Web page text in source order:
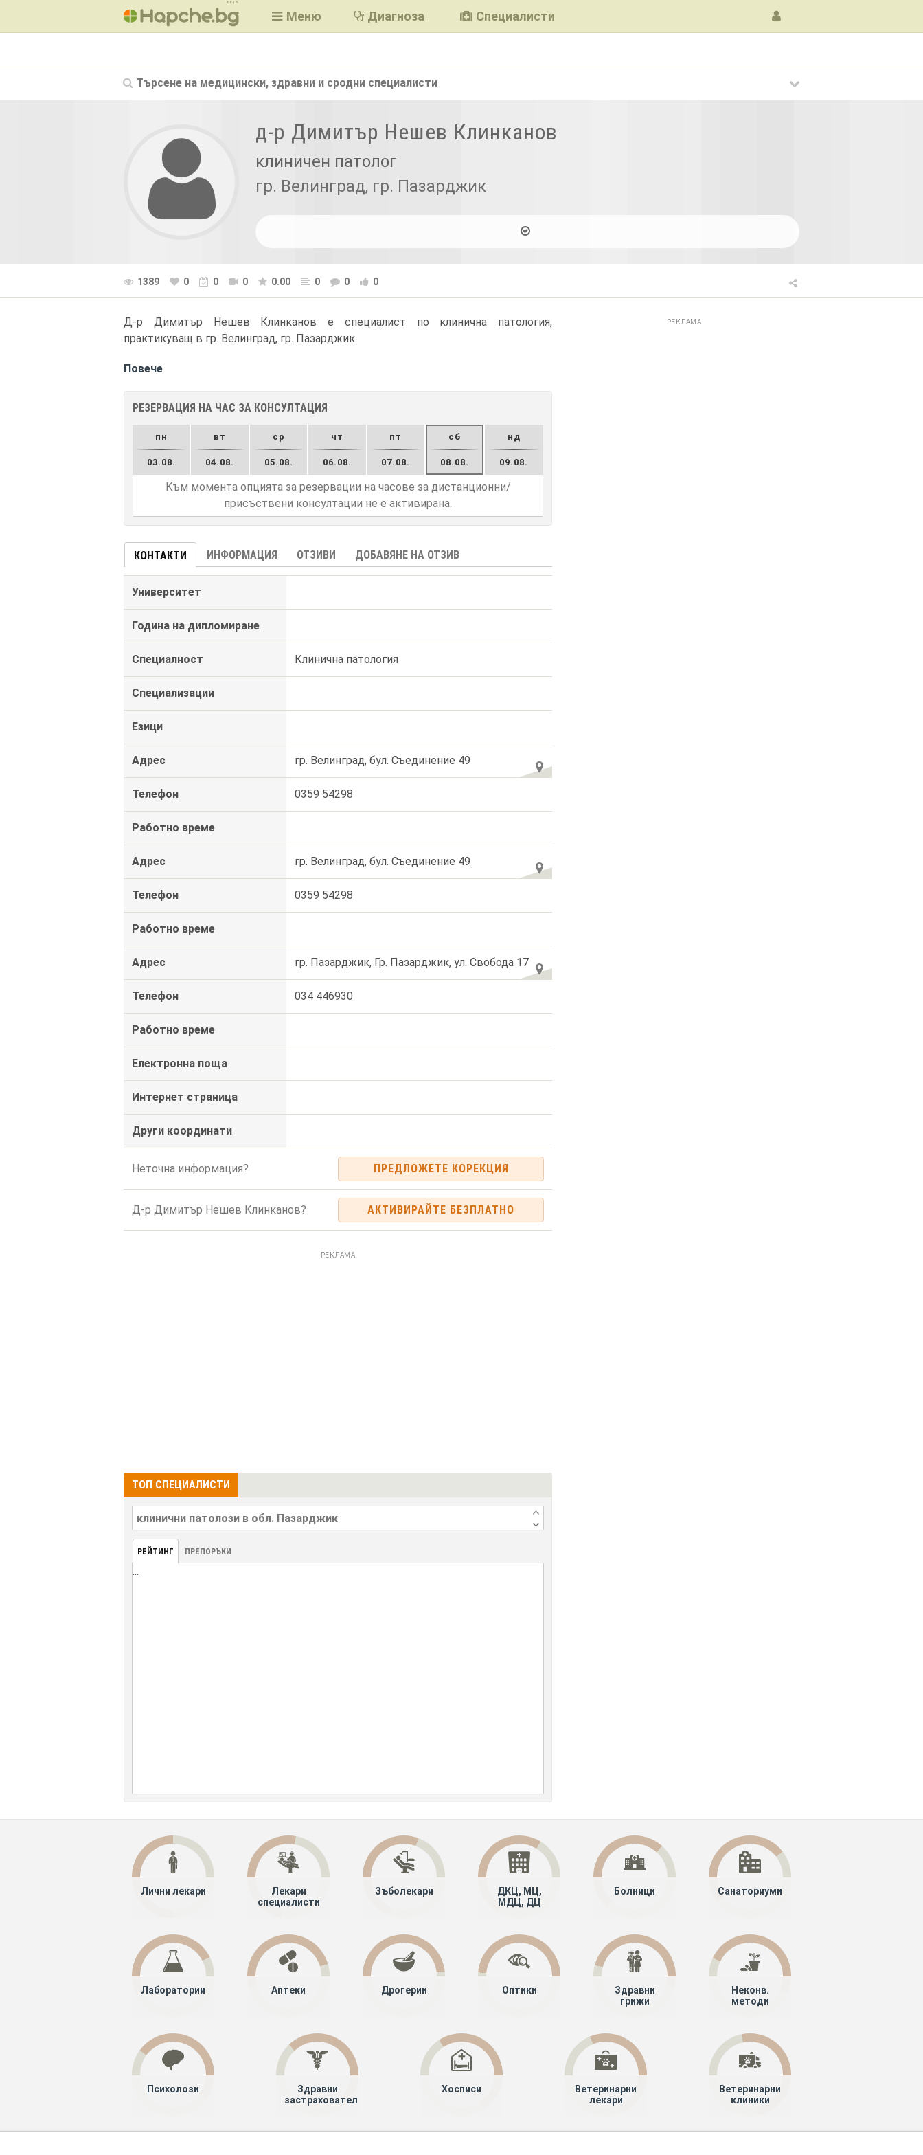
BETA
Меню Диагноза Специалисти
Търсене на медицински, здравни и сродни специалисти
д-р Димитър Нешев Клинканов
клиничен патолог
гр. Велинград, гр. Пазарджик
1389 0 0 0 0.00 0 0 0
Д-р Димитър Нешев Клинканов е специалист по клинична патология,
практикуващ в гр. Велинград, гр. Пазарджик.
Повече
РЕЗЕРВАЦИЯ НА ЧАС ЗА КОНСУЛТАЦИЯ
пн
03.08.
вт
04.08.
ср
05.08.
чт
06.08.
пт
07.08.
сб
08.08.
нд
09.08.
Към момента опцията за резервации на часове за дистанционни/
присъствени консултации не е активирана.
КОНТАКТИ ИНФОРМАЦИЯ ОТЗИВИ ДОБАВЯНЕ НА ОТЗИВ
Университет
Година на дипломиране
Специалност Клинична патология
Специализации
Езици
Адрес гр. Велинград, бул. Съединение 49
Телефон 0359 54298
Работно време
Адрес гр. Велинград, бул. Съединение 49
Телефон 0359 54298
Работно време
Адрес гр. Пазарджик, Гр. Пазарджик, ул. Свобода 17
Телефон 034 446930
Работно време
Електронна поща
Интернет страница
Други координати
Неточна информация? ПРЕДЛОЖЕТЕ КОРЕКЦИЯ
Д-р Димитър Нешев Клинканов? АКТИВИРАЙТЕ БЕЗПЛАТНО
РЕКЛАМА
ТОП СПЕЦИАЛИСТИ
РЕЙТИНГ ПРЕПОРЪКИ
...
РЕКЛАМА
Лични лекари
Лекари
специалисти
Зъболекари
ДКЦ, МЦ,
МДЦ, ДЦ
Болници Санаториуми
Лаборатории Аптеки Дрогерии Оптики
Здравни
грижи
Неконв.
методи
Психолози
Здравни
застрахователи
Хосписи
Ветеринарни
лекари
Ветеринарни
клиники